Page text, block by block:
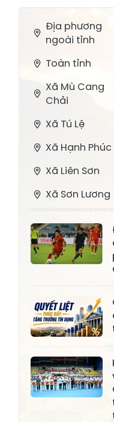
Địa phương
ngoài tỉnh
Toàn tỉnh
Xã Mù Cang
Chải
Xã Tú Lệ
Xã Hạnh Phúc
Xã Liên Sơn
Xã Sơn Lương
Bằng La
Xã Nghĩa Tâm
Xã Đông
Cuông
Xã Mỏ Vàng